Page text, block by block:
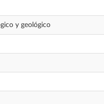
y geológico